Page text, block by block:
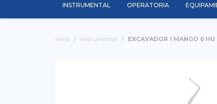
INSTRUMENTAL OPERATORIA
Inicio Instrumental EXCAVADOR 1 MANGO 6 HU